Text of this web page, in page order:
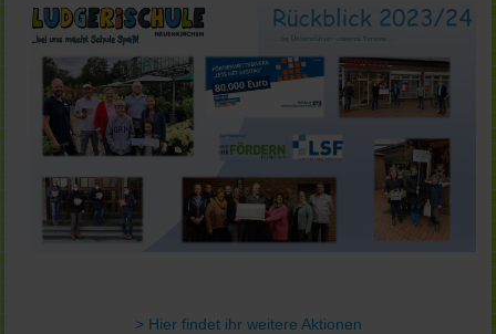
> Hier findet ihr weitere Aktionen